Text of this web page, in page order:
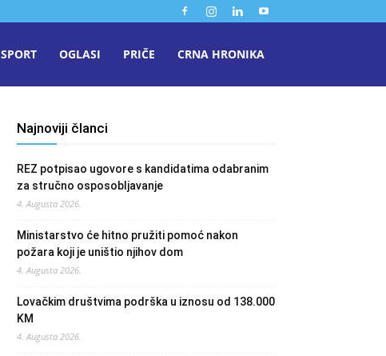
SPORT OGLASI PRIČE CRNA HRONIKA
Najnoviji članci
REZ potpisao ugovore s kandidatima odabranim
za stručno osposobljavanje
4. Augusta 2026.
Ministarstvo će hitno pružiti pomoć nakon
požara koji je uništio njihov dom
4. Augusta 2026.
Lovačkim društvima podrška u iznosu od 138.000
KM
4. Augusta 2026.